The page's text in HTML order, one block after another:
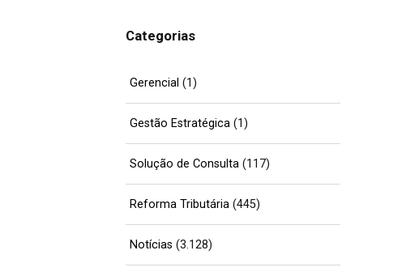
Categorias
Gerencial (1)
Gestão Estratégica(1)
Solução de Consulta(117)
Reforma Tributária(445)
Notícias (3.128)